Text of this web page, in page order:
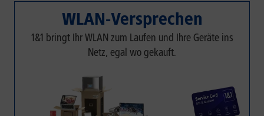
WLAN-Versprechen
1&1 bringt Ihr WLAN zum Laufen und Ihre Geräte ins
Netz, egal wo gekauft.